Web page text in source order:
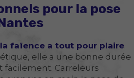
pour la pose
faïence a tout pour plaire.
elle a une bonne durée
facilement. Carreleurs